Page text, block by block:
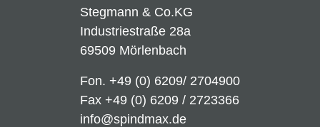
Stegmann & Co.KG
Industriestraße 28a
69509 Mörlenbach
Fon. +49 (0) 6209/ 2704900
Fax +49 (0) 6209 / 2723366
info@spindmax.de